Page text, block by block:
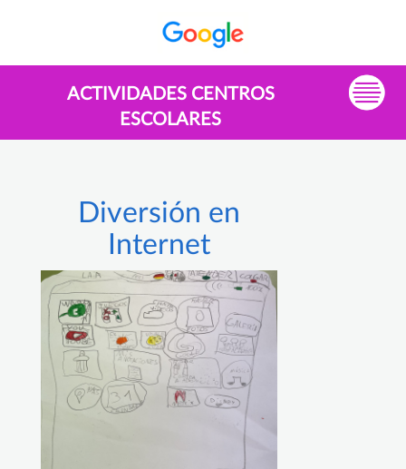
ACTIVIDADES CENTROS
ESCOLARES
Diversión en
Internet